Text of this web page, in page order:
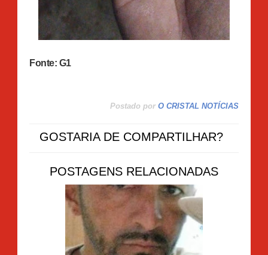
Fonte: G1
Postado por O CRISTAL NOTÍCIAS
GOSTARIA DE COMPARTILHAR?
POSTAGENS RELACIONADAS